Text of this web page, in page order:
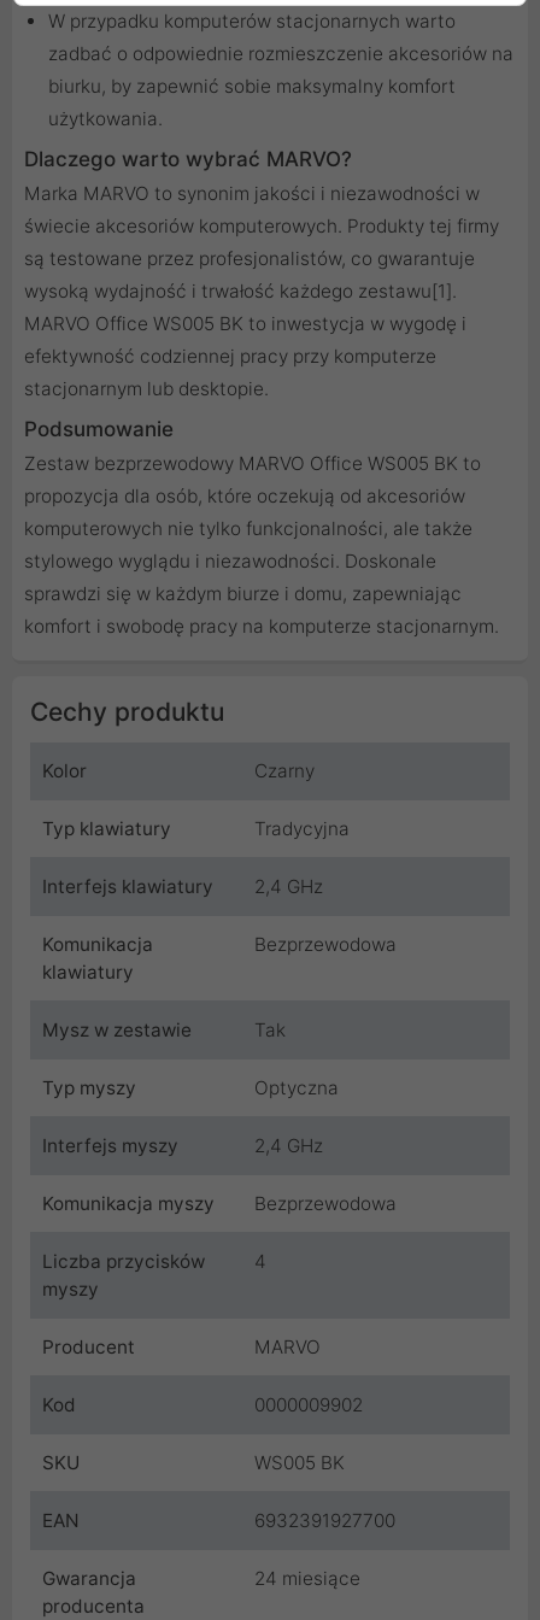
W przypadku komputerów stacjonarnych warto
zadbać o odpowiednie rozmieszczenie akcesoriów na
biurku, by zapewnić sobie maksymalny komfort
użytkowania.
Dlaczego warto wybrać MARVO?
Marka MARVO to synonim jakości i niezawodności w
świecie akcesoriów komputerowych. Produkty tej firmy
są testowane przez profesjonalistów, co gwarantuje
wysoką wydajność i trwałość każdego zestawu[1].
MARVO Office WS005 BK to inwestycja w wygodę i
efektywność codziennej pracy przy komputerze
stacjonarnym lub desktopie.
Podsumowanie
Zestaw bezprzewodowy MARVO Office WS005 BK to
propozycja dla osób, które oczekują od akcesoriów
komputerowych nie tylko funkcjonalności, ale także
stylowego wyglądu i niezawodności. Doskonale
sprawdzi się w każdym biurze i domu, zapewniając
komfort i swobodę pracy na komputerze stacjonarnym.
Cechy produktu
Kolor Czarny
Typ klawiatury Tradycyjna
Interfejs klawiatury 2,4 GHz
Komunikacja
klawiatury
Bezprzewodowa
Mysz w zestawie Tak
Typ myszy Optyczna
Interfejs myszy 2,4 GHz
Komunikacja myszy Bezprzewodowa
Liczba przycisków
myszy
4
Producent MARVO
Kod 0000009902
SKU WS005 BK
EAN 6932391927700
Gwarancja
producenta
24 miesiące